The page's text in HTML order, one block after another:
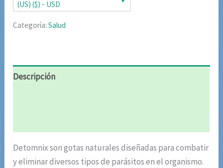
$78.00.
(US) ($) - USD
Categoría:Salud
Descripción
Detomnix son gotas naturales diseñadas para combatir
y eliminar diversos tipos de parásitos en el organismo.